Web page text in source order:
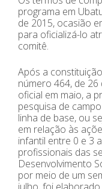
programa em
de 2015, ocasião
para oficializá-lo
comitê.
Após a
número 464, de
oficial em maio, a
pesquisa de
linha de base, ou
em relação às
infantil entre 0 e 3
profissionais das
Desenvolvimento
por meio de um